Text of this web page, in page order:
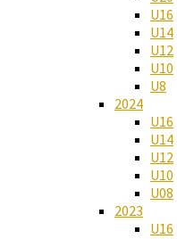
U16
U14
U12
U10
U8
2024
U16
U14
U12
U10
U08
2023
U16